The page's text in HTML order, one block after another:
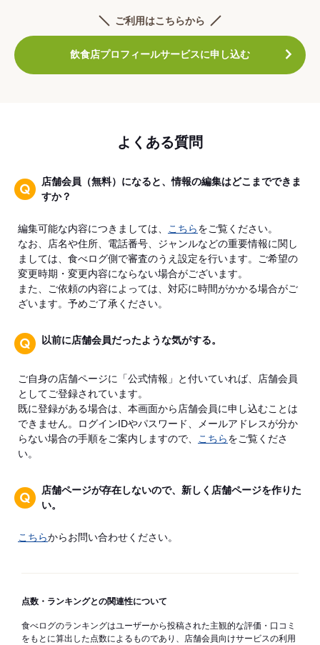
ご利用はこちらから
飲食店プロフィールサービスに申し込む
よくある質問
店舗会員（無料）になると、情報の編集はどこまでできま
すか？
編集可能な内容につきましては、 こちらをご覧ください。
なお、店名や住所、電話番号、ジャンルなどの重要情報に関し
ましては、食べログ側で審査のうえ設定を行います。ご希望の
変更時期・変更内容にならない場合がございます。
また、ご依頼の内容によっては、対応に時間がかかる場合がご
ざいます。予めご了承ください。
以前に店舗会員だったような気がする。
ご自身の店舗ページに「公式情報」と付いていれば、店舗会員
としてご登録されています。
既に登録がある場合は、本画面から店舗会員に申し込むことは
できません。ログインIDやパスワード、メールアドレスが分か
らない場合の手順をご案内しますので、
こちらをご覧くださ
い。
店舗ページが存在しないので、新しく店舗ページを作りた
い。
こちらからお問い合わせください。
点数・ランキングとの関連性について
食べログのランキングはユーザーから投稿された主観的な評価・口コミ
をもとに算出した点数によるものであり、店舗会員向けサービスの利用